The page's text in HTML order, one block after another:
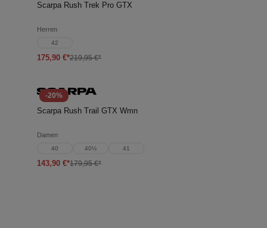
Scarpa Rush Trek Pro GTX
Herren
42
175,90 €*219,95 €*
-20%
Scarpa Rush Trail GTX Wmn
Damen
40 40½ 41
143,90 €*179,95 €*